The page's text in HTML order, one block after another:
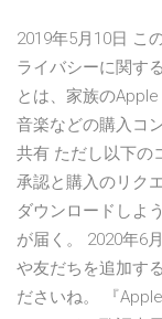
2019年5月10日 こ
ライバシーに関す
とは、家族の
音楽などの購入コ
共有 ただし以下の
承認と購入のリク
ダウンロードしよ
が届く。 2020年6
や友だちを追加す
ださいね。 『